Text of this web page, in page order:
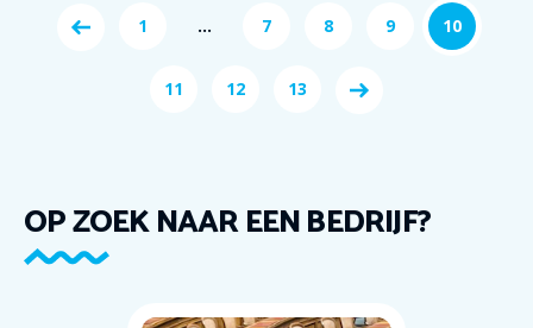
1 ... 7 8 9 10
11 12 13
OP ZOEK NAAR EEN BEDRIJF?